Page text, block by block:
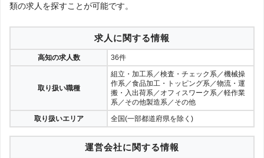
類の求人を探すことが可能です。
求人に関する情報
高知の求人数 36件
取り扱い職種
組立・加工系／検査・チェック系／機械操
作系／食品加工・トッピング系／物流・運
搬・入出荷系／オフィスワーク系／軽作業
系／その他製造系／その他
取り扱いエリア
全国(一部都道府県を除く)
運営会社に関する情報